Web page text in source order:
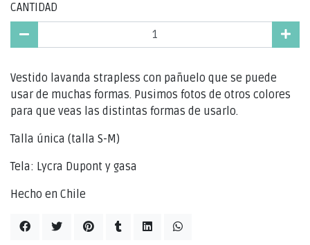
CANTIDAD
Vestido lavanda strapless con pañuelo que se puede
usar de muchas formas. Pusimos fotos de otros colores
para que veas las distintas formas de usarlo.
Talla única (talla S-M)
Tela: Lycra Dupont y gasa
Hecho en Chile